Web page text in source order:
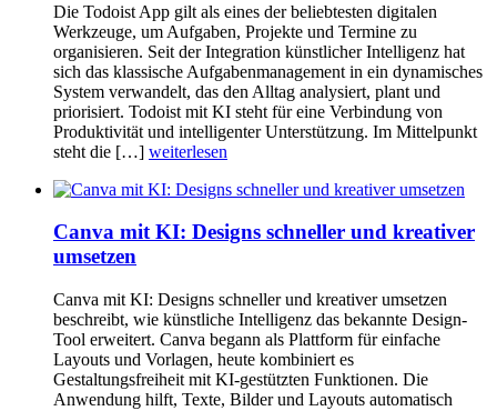
Die Todoist App gilt als eines der beliebtesten digitalen
Werkzeuge, um Aufgaben, Projekte und Termine zu
organisieren. Seit der Integration künstlicher Intelligenz hat
sich das klassische Aufgabenmanagement in ein dynamisches
System verwandelt, das den Alltag analysiert, plant und
priorisiert. Todoist mit KI steht für eine Verbindung von
Produktivität und intelligenter Unterstützung. Im Mittelpunkt
steht die […] weiterlesen
Canva mit KI: Designs schneller und kreativer
umsetzen
Canva mit KI: Designs schneller und kreativer umsetzen
beschreibt, wie künstliche Intelligenz das bekannte Design-
Tool erweitert. Canva begann als Plattform für einfache
Layouts und Vorlagen, heute kombiniert es
Gestaltungsfreiheit mit KI-gestützten Funktionen. Die
Anwendung hilft, Texte, Bilder und Layouts automatisch